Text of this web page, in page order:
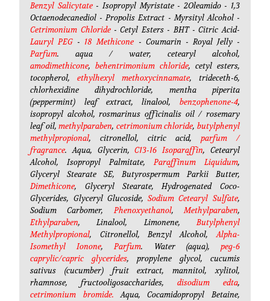
Benzyl Salicytate- Isopropyl Myristate - 2Oleamido - 1,3
Octaenodecanediol - Propolis Extract - Myrsityl Alcohol -
Cetrimonium Chloride- Cetyl Esters - BHT - Citric Acid-
Lauryl PEG - 18 Methicone - Coumarin - Royal Jelly -
Parfum. aqua / water, cetearyl alcohol,
amodimethicone,behentrimonium chloride, cetyl esters,
tocopherol,ethylhexyl methoxycinnamate, trideceth-6,
chlorhexidine dihydrochloride, mentha piperita
(peppermint) leaf extract, linalool, benzophenone-4,
isopropyl alcohol, rosmarinus officinalis oil / rosemary
leaf oil,methylparaben, cetrimonium chloride, butylphenyl
methylpropional, citronellol, citric acid, parfum /
fragrance. Aqua, Glycerin,C13-16 Isoparaffin, Cetearyl
Alcohol, Isopropyl Palmitate,Paraffinum Liquidum,
Glyceryl Stearate SE, Butyrospermum Parkii Butter,
Dimethicone, Glyceryl Stearate, Hydrogenated Coco-
Glycerides, Glyceryl Glucoside,Sodium Cetearyl Sulfate,
Sodium Carbomer,Phenoxyethanol,Methylparaben,
Ethylparaben, Linalool, Limonene,Butylphenyl
Methylpropional, Citronellol, Benzyl Alcohol,Alpha-
Isomethyl Ionone,Parfum. Water (aqua), peg-6
caprylic/capric glycerides, propylene glycol, cucumis
sativus (cucumber) fruit extract, mannitol, xylitol,
rhamnose, fructooligosaccharides, disodium edta,
cetrimonium bromide.Aqua, Cocamidopropyl Betaine,